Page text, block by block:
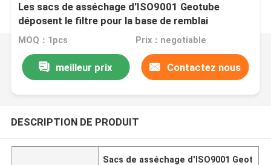
Les sacs de asséchage d'ISO9001 Geotube
déposent le filtre pour la base de remblai
MOQ：1pcs Prix：negotiable
meilleur prix Contactez nous
DESCRIPTION DE PRODUIT
Sacs de asséchage d'ISO9001 Geot